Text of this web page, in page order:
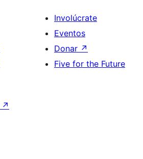
Involúcrate
Eventos
Donar ↗
Five for the Future
↗